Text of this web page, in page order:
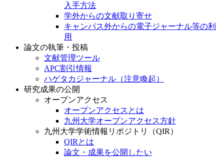
入手方法
学外からの文献取り寄せ
キャンパス外からの電子ジャーナル等の利
用
論文の執筆・投稿
文献管理ツール
APC割引情報
ハゲタカジャーナル（注意喚起）
研究成果の公開
オープンアクセス
オープンアクセスとは
九州大学オープンアクセス方針
九州大学学術情報リポジトリ（QIR）
QIRとは
論文・成果を公開したい